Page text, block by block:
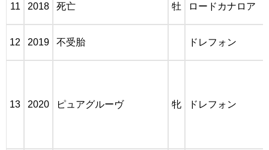
11 2018 死亡 牡 ロードカナロア
12 2019 不受胎 ドレフォン
13 2020 ピュアグルーヴ 牝 ドレフォン